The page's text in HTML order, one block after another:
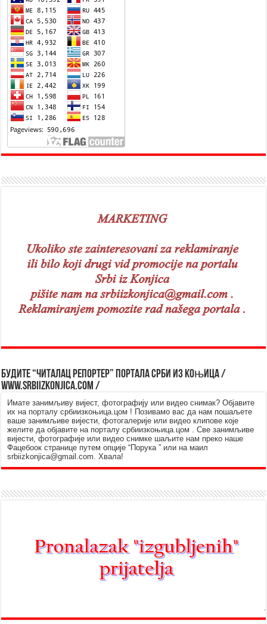
Будите “читалац репортер” портала Срби из Kоњица /
www.srbiizkonjica.com /
Имате занимљиву вијест, фотографију или видео снимак? Објавите
их на порталу србиизкоњица.цом ! Позивамо вас да нам пошаљете
ваше занимљиве вијести, фотогалерије или видео клипове које
желите да објавите на порталу србиизкоњица.цом . Све занимљиве
вијести, фотографије или видео снимке шаљите нам преко наше
Фацебоок странице путем опције “Порука ” или на маил
srbiizkonjica@gmail.com. Хвала!